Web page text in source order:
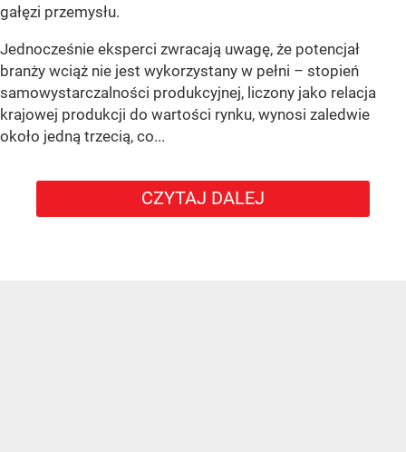
gałęzi przemysłu.
Jednocześnie eksperci zwracają uwagę, że potencjał
branży wciąż nie jest wykorzystany w pełni – stopień
samowystarczalności produkcyjnej, liczony jako relacja
krajowej produkcji do wartości rynku, wynosi zaledwie
około jedną trzecią, co...
CZYTAJ DALEJ